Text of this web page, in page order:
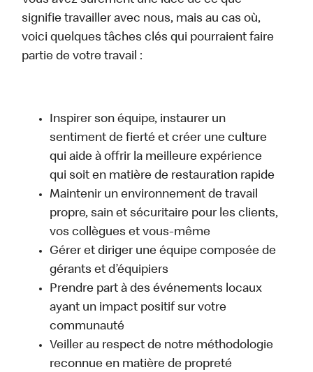
signifie travailler avec nous, mais au cas où,
voici quelques tâches clés qui pourraient faire
partie de votre travail :
Inspirer son équipe, instaurer un
sentiment de fierté et créer une culture
qui aide à offrir la meilleure expérience
qui soit en matière de restauration rapide
Maintenir un environnement de travail
propre, sain et sécuritaire pour les clients,
vos collègues et vous-même
Gérer et diriger une équipe composée de
gérants et d’équipiers
Prendre part à des événements locaux
ayant un impact positif sur votre
communauté
Veiller au respect de notre méthodologie
reconnue en matière de propreté